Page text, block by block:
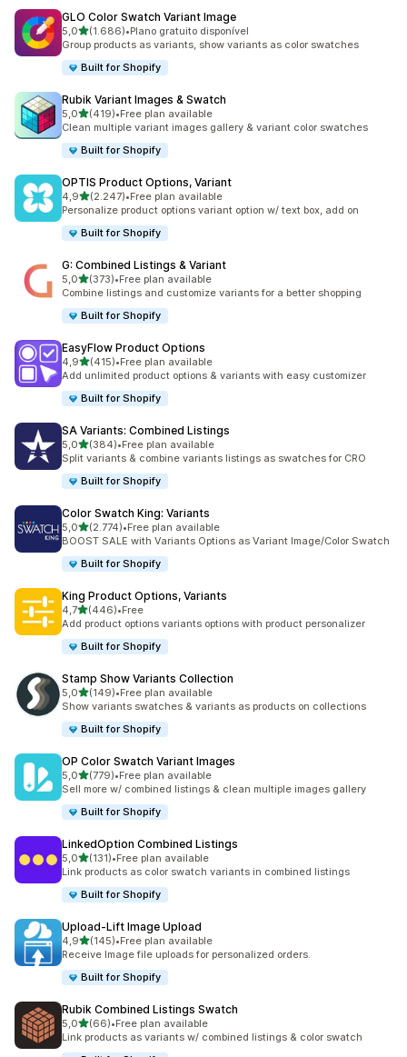
GLO Color Swatch Variant Image
5,0de 5 estrelas
(1.686)
1686 total de avaliações
•Plano gratuito disponível
Group products as variants, show variants as color swatches
Built for Shopify
Rubik Variant Images & Swatch
5,0de 5 estrelas
(419)
419 total de avaliações
•Free plan available
Clean multiple variant images gallery & variant color swatches
Built for Shopify
OPTIS Product Options, Variant
4,9de 5 estrelas
(2.247)
2247 total de avaliações
•Free plan available
Personalize product options variant option w/ text box, add on
Built for Shopify
G: Combined Listings & Variant
5,0de 5 estrelas
(373)
373 total de avaliações
•Free plan available
Combine listings and customize variants for a better shopping
Built for Shopify
EasyFlow Product Options
4,9de 5 estrelas
(415)
415 total de avaliações
•Free plan available
Add unlimited product options & variants with easy customizer
Built for Shopify
SA Variants: Combined Listings
5,0de 5 estrelas
(384)
384 total de avaliações
•Free plan available
Split variants & combine variants listings as swatches for CRO
Built for Shopify
Color Swatch King: Variants
5,0de 5 estrelas
(2.774)
2774 total de avaliações
•Free plan available
BOOST SALE with Variants Options as Variant Image/Color Swatch
Built for Shopify
King Product Options, Variants
4,7de 5 estrelas
(446)
446 total de avaliações
•Free
Add product options variants options with product personalizer
Built for Shopify
Stamp Show Variants Collection
5,0de 5 estrelas
(149)
149 total de avaliações
•Free plan available
Show variants swatches & variants as products on collections
Built for Shopify
OP Color Swatch Variant Images
5,0de 5 estrelas
(779)
779 total de avaliações
•Free plan available
Sell more w/ combined listings & clean multiple images gallery
Built for Shopify
LinkedOption Combined Listings
5,0de 5 estrelas
(131)
131 total de avaliações
•Free plan available
Link products as color swatch variants in combined listings
Built for Shopify
Upload‑Lift Image Upload
4,9de 5 estrelas
(145)
145 total de avaliações
•Free plan available
Receive Image file uploads for personalized orders.
Built for Shopify
Rubik Combined Listings Swatch
5,0de 5 estrelas
(66)
66 total de avaliações
•Free plan available
Link products as variants w/ combined listings & color swatch